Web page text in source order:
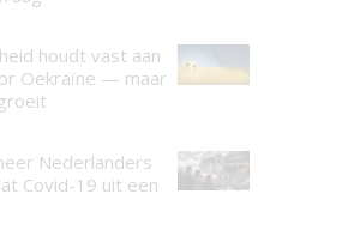
houdt vast aan
Oekraïne — maar
Nederlanders
Covid-19 uit een